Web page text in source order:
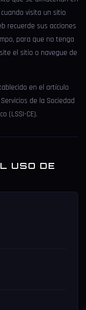
visita un sitio
recuerde sus acciones
para que no tenga
el sitio o navegue de
en el artículo
de la Sociedad
(LSSI-CE).
USO DE